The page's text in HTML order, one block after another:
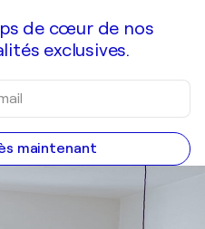
de cœur de nos
exclusives.
maintenant